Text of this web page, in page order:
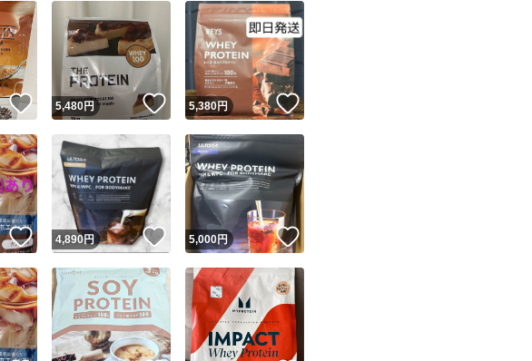
※このバッジは実績に基づく表示であり、発送を保証しているものではありません
スピード＆安心発送
このユーザーは高頻度で24時間以内＆設定した発送日数内に発送してい
ます
スピード発送 このユーザーは高頻度で24時間以内に発送しています
安心発送 このユーザーは設定した発送日数内に発送しています
キャンセル
いいね！
5,480円 いいね！
5,380円 いいね！
いいね！
4,890円 いいね！
5,000円